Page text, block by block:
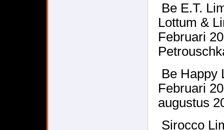
Be E.T.
Lottum &
Februari
Be Happy
Februari
augustus
Sirocco